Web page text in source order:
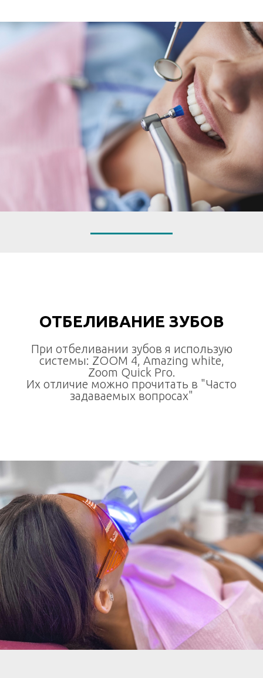
ОТБЕЛИВАНИЕ ЗУБОВ
При отбеливании зубов я использую
системы: ZOOM 4, Amazing white,
Zoom Quick Pro.
Их отличие можно прочитать в "Часто
задаваемых вопросах"